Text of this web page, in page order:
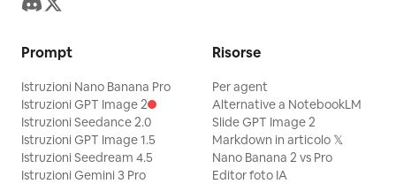
Prompt
Istruzioni Nano Banana Pro
Istruzioni GPT Image 2
Istruzioni Seedance 2.0
Istruzioni GPT Image 1.5
Istruzioni Seedream 4.5
Istruzioni Gemini 3 Pro
Risorse
Per agent
Alternative a NotebookLM
Slide GPT Image 2
Markdown in articolo 𝕏
Nano Banana 2 vs Pro
Editor foto IA